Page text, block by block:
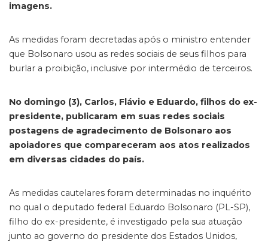
imagens.
As medidas foram decretadas após o ministro entender
que Bolsonaro usou as redes sociais de seus filhos para
burlar a proibição, inclusive por intermédio de terceiros.
No domingo (3), Carlos, Flávio e Eduardo, filhos do ex-
presidente, publicaram em suas redes sociais
postagens de agradecimento de Bolsonaro aos
apoiadores que compareceram aos atos realizados
em diversas cidades do país.
As medidas cautelares foram determinadas no inquérito
no qual o deputado federal Eduardo Bolsonaro (PL-SP),
filho do ex-presidente, é investigado pela sua atuação
junto ao governo do presidente dos Estados Unidos,